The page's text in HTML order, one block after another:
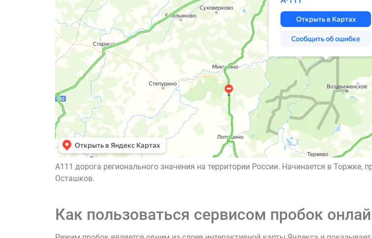
А111 дорога регионального значения на территории России. Начинается в Торжке,
Осташков.
Как пользоваться сервисом пробок